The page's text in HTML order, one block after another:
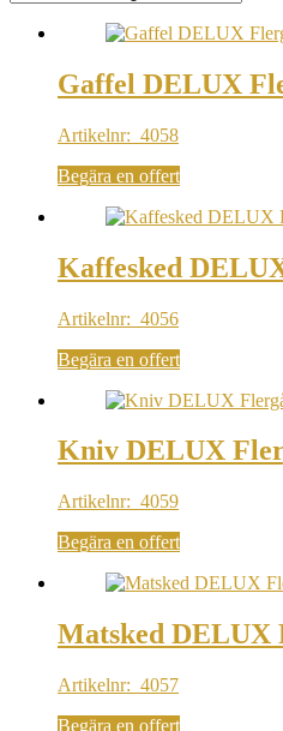
Gaffel DELUX
Artikelnr: 4058
Begära en offert
Kaffesked
Artikelnr: 4056
Begära en offert
Kniv DELUX
Artikelnr: 4059
Begära en offert
Matsked DELUX
Artikelnr: 4057
Begära en offert